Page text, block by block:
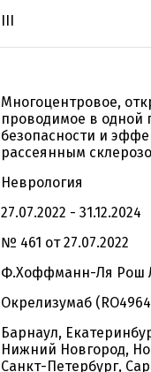
III
Многоцентровое,
проводимое в одной
безопасности и
рассеянным
Неврология
27.07.2022 - 31.12.2024
№ 461 от 27.07.2022
Ф.Хоффманн-Ля Рош
Окрелизумаб
Барнаул,
Нижний Новгород,
Санкт-Петербург,